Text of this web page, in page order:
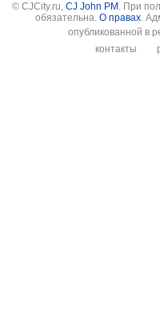
© CJCity.ru, CJ John PM . При
обязательна. О правах.
опубликованной в
контакты